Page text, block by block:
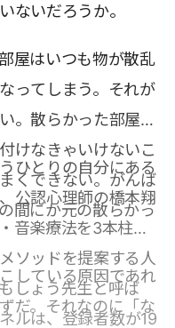
ないだろうか。
屋はいつも物が散乱
ってしまう。それが
。散らかった部屋が
けなきゃいけないこ
くできない。がんば
間にか元の散らかっ
ひとりの自分にある
公認心理師の橋本翔
音楽療法を3本柱と
ソッドを提案する人
しょう先生と呼ば
ルは、登録者数が19
している原因であれ
だ。それなのに「な